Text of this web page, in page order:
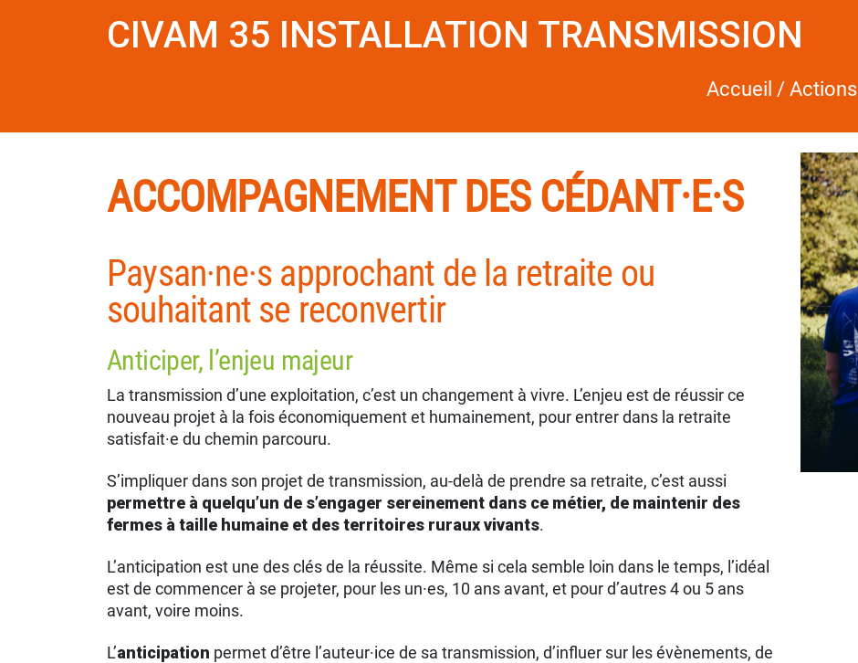
CIVAM 35 INSTALLATION TRANSMISSION
Accueil / Actions
ACCOMPAGNEMENT DES CÉDANT·E·S
Paysan·ne·s approchant de la retraite ou
souhaitant se reconvertir
Anticiper, l’enjeu majeur
La transmission d’une exploitation, c’est un changement à vivre. L’enjeu est de réussir ce
nouveau projet à la fois économiquement et humainement, pour entrer dans la retraite
satisfait·e du chemin parcouru.
S’impliquer dans son projet de transmission, au-delà de prendre sa retraite, c’est aussi
permettre à quelqu’un de s’engager sereinement dans ce métier, de maintenir des
fermes à taille humaine et des territoires ruraux vivants.
L’anticipation est une des clés de la réussite. Même si cela semble loin dans le temps, l’idéal
est de commencer à se projeter, pour les un·es, 10 ans avant, et pour d’autres 4 ou 5 ans
avant, voire moins.
L’anticipation permet d’être l’auteur·ice de sa transmission, d’influer sur les évènements, de